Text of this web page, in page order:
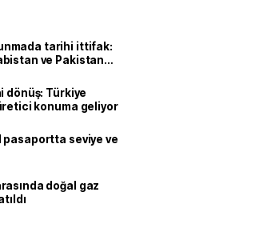
tarihi ittifak:
ve Pakistan
dönüş: Türkiye
konuma geliyor
pasaportta seviye ve
doğal gaz